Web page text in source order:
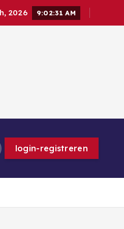
2026 9:02:33 AM
login-registreren